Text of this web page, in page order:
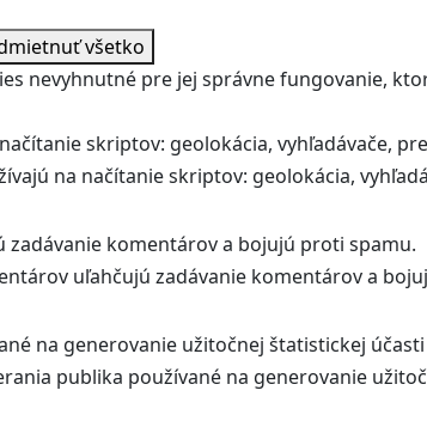
všetko
nevyhnutné pre jej správne fungovanie,
skriptov: geolokácia, vyhľadávače,
na načítanie skriptov: geolokácia,
komentárov a bojujú proti spamu.
uľahčujú zadávanie komentárov a
na generovanie užitočnej štatistickej
publika používané na generovanie